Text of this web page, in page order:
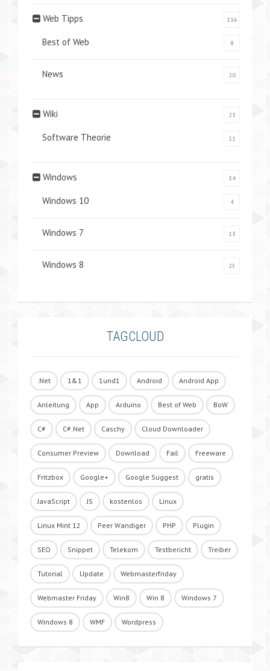
Web Tipps 116
Best of Web 8
News 20
Wiki 23
Software Theorie 11
Windows 34
Windows 10 4
Windows 7 13
Windows 8 25
TAGCLOUD
.Net 1&1 1und1 Android Android App
Anleitung App Arduino Best of Web BoW
C# C#.Net Caschy Cloud Downloader
Consumer Preview Download Fail Freeware
Fritzbox Google+ Google Suggest gratis
JavaScript JS kostenlos Linux
Linux Mint 12 Peer Wandiger PHP Plugin
SEO Snippet Telekom Testbericht Treiber
Tutorial Update Webmasterfriday
Webmaster Friday Win8 Win 8 Windows 7
Windows 8 WMF Wordpress